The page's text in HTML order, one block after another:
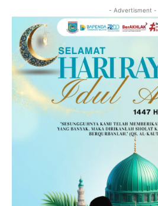
- Advertisment -